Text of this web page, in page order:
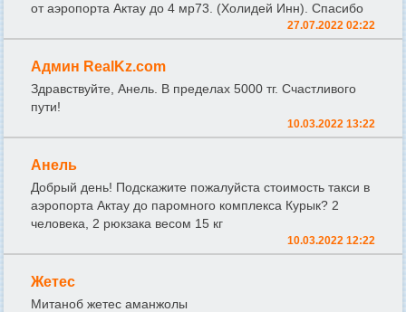
от аэропорта Актау до 4 мр73. (Холидей Инн). Спасибо
27.07.2022 02:22
Админ RealKz.com
Здравствуйте, Анель. В пределах 5000 тг. Счастливого
пути!
10.03.2022 13:22
Анель
Добрый день! Подскажите пожалуйста стоимость такси в
аэропорта Актау до паромного комплекса Курык? 2
человека, 2 рюкзака весом 15 кг
10.03.2022 12:22
Жетес
Митаноб жетес аманжолы